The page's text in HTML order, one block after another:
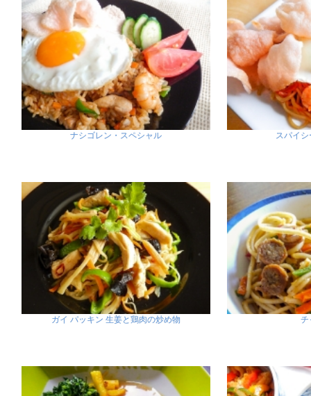
ナシゴレン・スペシャル スパイ
ガイ パッキン 生姜と鶏肉の炒め物 チ